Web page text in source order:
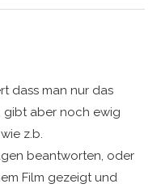
dass man nur das
gibt aber noch ewig
z.b.
beantworten, oder
Film gezeigt und